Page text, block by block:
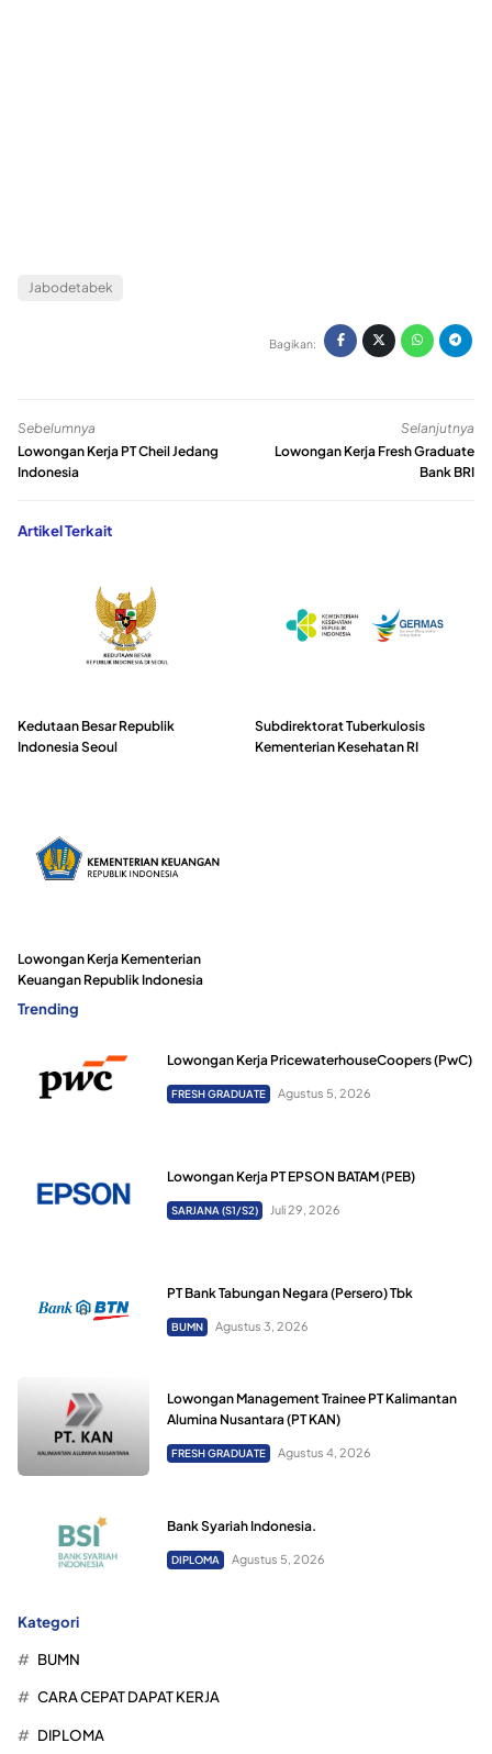
Jabodetabek
Bagikan:
Sebelumnya
Lowongan Kerja PT Cheil Jedang
Indonesia
Selanjutnya
Lowongan Kerja Fresh Graduate
Bank BRI
Artikel Terkait
Kedutaan Besar Republik
Indonesia Seoul
Subdirektorat Tuberkulosis
Kementerian Kesehatan RI
Lowongan Kerja Kementerian
Keuangan Republik Indonesia
Trending
Lowongan Kerja PricewaterhouseCoopers (PwC)
FRESH GRADUATE Agustus 5, 2026
Lowongan Kerja PT EPSON BATAM (PEB)
SARJANA (S1/S2) Juli 29, 2026
PT Bank Tabungan Negara (Persero) Tbk
BUMN Agustus 3, 2026
Lowongan Management Trainee PT Kalimantan
Alumina Nusantara (PT KAN)
FRESH GRADUATE Agustus 4, 2026
Bank Syariah Indonesia.
DIPLOMA Agustus 5, 2026
Kategori
BUMN
CARA CEPAT DAPAT KERJA
DIPLOMA